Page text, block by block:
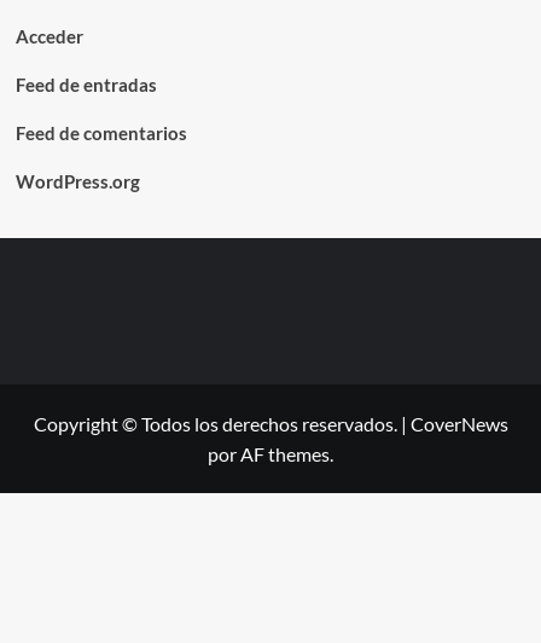
Acceder
Feed de entradas
Feed de comentarios
WordPress.org
Copyright © Todos los derechos reservados. | CoverNews
por AF themes.